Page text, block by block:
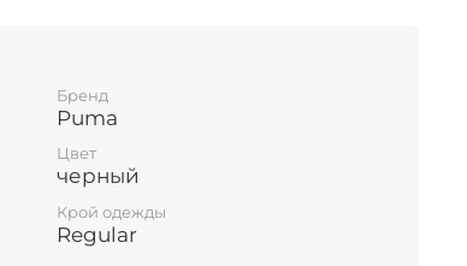
Бренд
Puma
Цвет
черный
Крой одежды
Regular